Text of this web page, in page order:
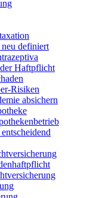
definiert
Haftpflicht
Risiken
absichern